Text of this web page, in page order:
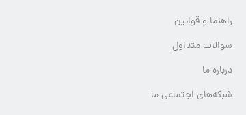
راهنما و قوانین
سوالات متداول
درباره ما
شبکه‌های اجتماعی ما